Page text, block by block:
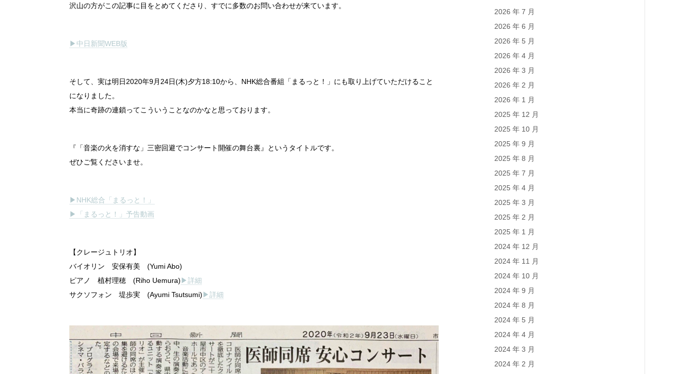
沢山の方がこの記事に目をとめてくださり、すでに多数のお問い合わせが来ています。
▶中日新聞WEB版
そして、実は明日2020年9月24日(木)夕方18:10から、NHK総合番組「まるっと！」にも取り上げていただけること
になりました。
本当に奇跡の連鎖ってこういうことなのかなと思っております。
『「音楽の火を消すな」三密回避でコンサート開催の舞台裏』というタイトルです。
ぜひご覧くださいませ。
▶NHK総合「まるっと！」
▶︎「まるっと！」予告動画
【クレージュトリオ】
バイオリン 安保有美 (Yumi Abo)
ピアノ 植村理穂 (Riho Uemura)▶詳細
サクソフォン 堤歩実 (Ayumi Tsutsumi)▶︎詳細
2026 年 7 月
2026 年 6 月
2026 年 5 月
2026 年 4 月
2026 年 3 月
2026 年 2 月
2026 年 1 月
2025 年 12 月
2025 年 10 月
2025 年 9 月
2025 年 8 月
2025 年 7 月
2025 年 4 月
2025 年 3 月
2025 年 2 月
2025 年 1 月
2024 年 12 月
2024 年 11 月
2024 年 10 月
2024 年 9 月
2024 年 8 月
2024 年 5 月
2024 年 4 月
2024 年 3 月
2024 年 2 月